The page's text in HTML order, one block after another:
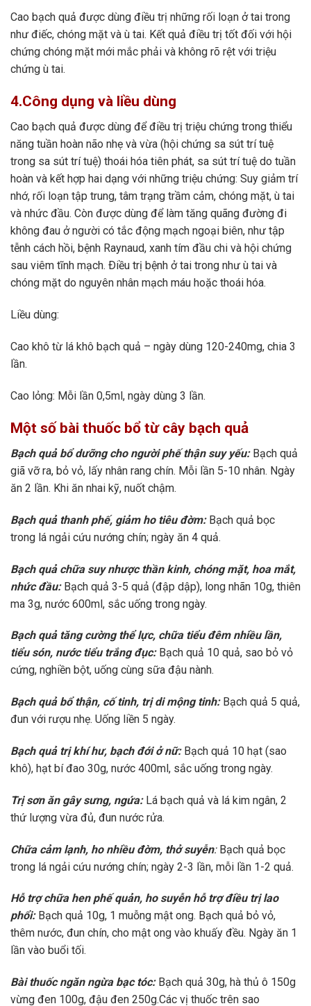
Cao bạch quả được dùng điều trị những rối loạn ở tai trong
như điếc, chóng mặt và ù tai. Kết quả điều trị tốt đối với hội
chứng chóng mặt mới mắc phải và không rõ rệt với triệu
chứng ù tai.
4.Công dụng và liều dùng
Cao bạch quả được dùng để điều trị triệu chứng trong thiểu
năng tuần hoàn não nhẹ và vừa (hội chứng sa sút trí tuệ
trong sa sút trí tuệ) thoái hóa tiên phát, sa sút trí tuệ do tuần
hoàn và kết hợp hai dạng với những triệu chứng: Suy giảm trí
nhớ, rối loạn tập trung, tâm trạng trầm cảm, chóng mặt, ù tai
và nhức đầu. Còn được dùng để làm tăng quãng đường đi
không đau ở người có tắc động mạch ngoại biên, như tập
tễnh cách hồi, bệnh Raynaud, xanh tím đầu chi và hội chứng
sau viêm tĩnh mạch. Ðiều trị bệnh ở tai trong như ù tai và
chóng mặt do nguyên nhân mạch máu hoặc thoái hóa.
Liều dùng:
Cao khô từ lá khô bạch quả – ngày dùng 120-240mg, chia 3
lần.
Cao lỏng: Mỗi lần 0,5ml, ngày dùng 3 lần.
Một số bài thuốc bổ từ cây bạch quả
Bạch quả bổ dưỡng cho người phế thận suy yếu: Bạch quả
giã vỡ ra, bỏ vỏ, lấy nhân rang chín. Mỗi lần 5-10 nhân. Ngày
ăn 2 lần. Khi ăn nhai kỹ, nuốt chậm.
Bạch quả thanh phế, giảm ho tiêu đờm: Bạch quả bọc
trong lá ngải cứu nướng chín; ngày ăn 4 quả.
Bạch quả chữa suy nhược thần kinh, chóng mặt, hoa mắt,
nhức đầu: Bạch quả 3-5 quả (đập dập), long nhãn 10g, thiên
ma 3g, nước 600ml, sắc uống trong ngày.
Bạch quả tăng cường thể lực, chữa tiểu đêm nhiều lần,
tiểu són, nước tiểu trắng đục: Bạch quả 10 quả, sao bỏ vỏ
cứng, nghiền bột, uống cùng sữa đậu nành.
Bạch quả bổ thận, cố tinh, trịdi mộng tinh: Bạch quả 5 quả,
đun với rượu nhẹ. Uống liền 5 ngày.
Bạch quả trị khí hư, bạch đới ở nữ: Bạch quả 10 hạt (sao
khô), hạt bí đao 30g, nước 400ml, sắc uống trong ngày.
Trị sơn ăn gây sưng, ngứa: Lá bạch quả và lá kim ngân, 2
thứ lượng vừa đủ, đun nước rửa.
Chữa cảm lạnh, ho nhiềuđờm, thở suyễn:Bạch quả bọc
trong lá ngải cứu nướng chín; ngày 2-3 lần, mỗi lần 1-2 quả.
Hỗ trợ chữa hen phế quản, ho suyễn hỗ trợ điều trịlao
phổi: Bạch quả 10g, 1 muỗng mật ong. Bạch quả bỏ vỏ,
thêm nước, đun chín, cho mật ong vào khuấy đều. Ngày ăn 1
lần vào buổi tối.
Bài thuốc ngăn ngừa bạc tóc: Bạch quả 30g, hà thủ ô 1 50g
vừng đen 100g, đậu đen 250g.Các vị thuốc trên sao